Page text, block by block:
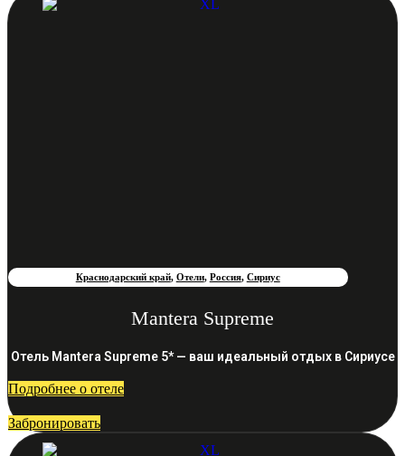
Краснодарский край, Отели, Россия, Сириус
Mantera Supreme
Отель Mantera Supreme 5* — ваш идеальный отдых в Сириусе
Подробнее о отеле
Забронировать